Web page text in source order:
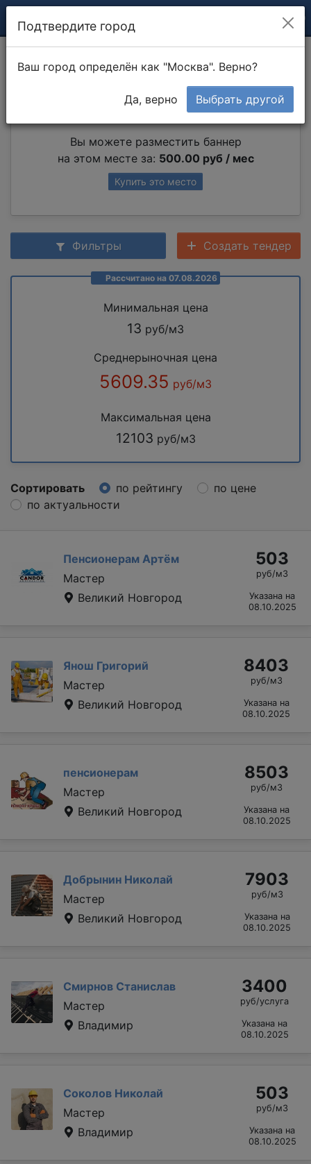
Запуск котла
Вы можете разместить баннер
на этом месте за: 500.00 руб / мес
Купить это место
Фильтры Создать тендер
Рассчитано на 07.08.2026
Минимальная цена
13 руб/м3
Среднерыночная цена
5609.35 руб/м3
Максимальная цена
12103 руб/м3
Сортировать по рейтингу
по цене
по актуальности
Пенсионерам Артём
Мастер
Великий Новгород
503
руб/м3
Указана на
08.10.2025
Янош Григорий
Мастер
Великий Новгород
8403
руб/м3
Указана на
08.10.2025
пенсионерам
Мастер
Великий Новгород
8503
руб/м3
Указана на
08.10.2025
Добрынин Николай
Мастер
Великий Новгород
7903
руб/м3
Указана на
08.10.2025
Смирнов Станислав
Мастер
Владимир
3400
руб/услуга
Указана на
08.10.2025
Соколов Николай
Мастер
Владимир
503
руб/м3
Указана на
08.10.2025
Подтвердите город
Ваш город определён как "Москва". Верно?
Да, верно Выбрать другой